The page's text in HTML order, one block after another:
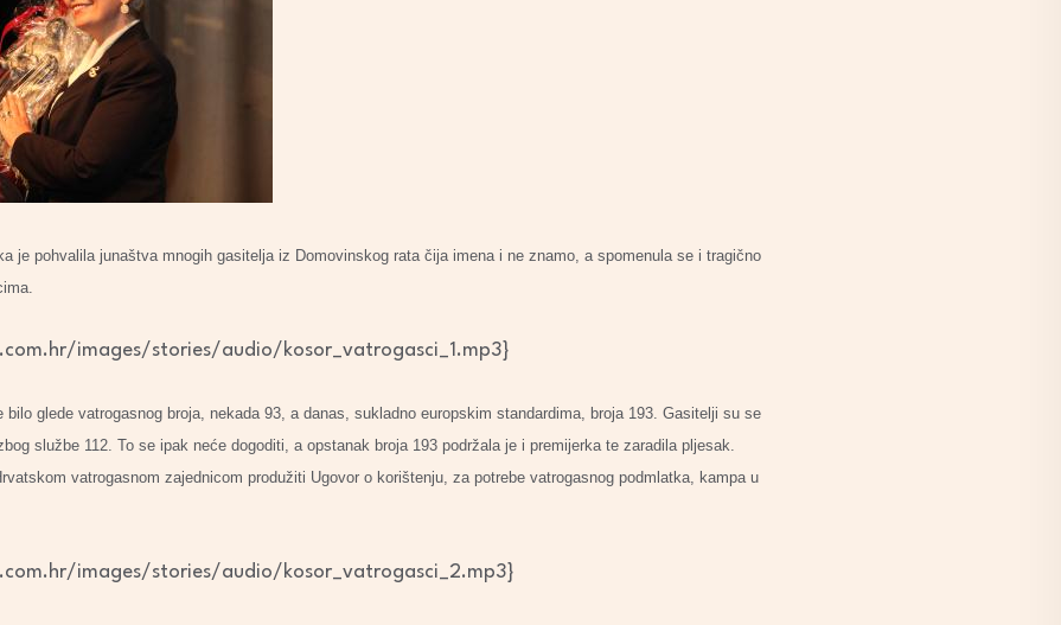
je pohvalila junaštva mnogih gasitelja iz Domovinskog rata čija imena i ne znamo, a spomenula se i tragično
images/stories/audio/kosor_vatrogasci_1.mp3}
glede vatrogasnog broja, nekada 93, a danas, sukladno europskim standardima, broja 193. Gasitelji su se
službe 112. To se ipak neće dogoditi, a opstanak broja 193 podržala je i premijerka te zaradila pljesak.
vatrogasnom zajednicom produžiti Ugovor o korištenju, za potrebe vatrogasnog podmlatka, kampa u
images/stories/audio/kosor_vatrogasci_2.mp3}